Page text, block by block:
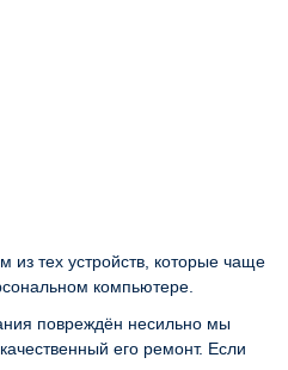
из тех устройств, которые чаще
компьютере.
повреждён несильно мы
его ремонт. Если